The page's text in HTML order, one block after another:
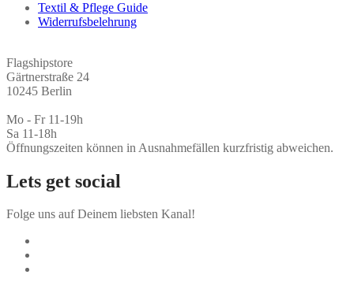
Textil & Pflege Guide
Widerrufsbelehrung
Flagshipstore
Gärtnerstraße 24
10245 Berlin
Mo - Fr 11-19h
Sa 11-18h
Öffnungszeiten können in Ausnahmefällen kurzfristig abweichen.
Lets get social
Folge uns auf Deinem liebsten Kanal!